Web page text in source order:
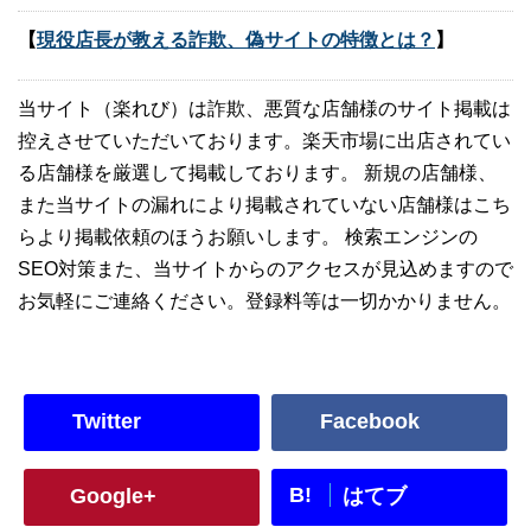
【現役店長が教える詐欺、偽サイトの特徴とは？ 】
当サイト（楽れび）は詐欺、悪質な店舗様のサイト掲載は
控えさせていただいております。楽天市場に出店されてい
る店舗様を厳選して掲載しております。 新規の店舗様、
また当サイトの漏れにより掲載されていない店舗様はこち
らより掲載依頼のほうお願いします。 検索エンジンの
SEO対策また、当サイトからのアクセスが見込めますので
お気軽にご連絡ください。登録料等は一切かかりません。
Twitter Facebook
Google+ B! はてブ